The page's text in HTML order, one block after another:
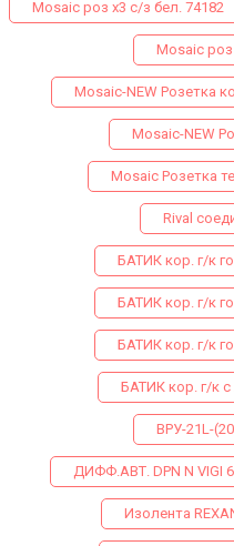
Mosaic роз х3 с/з бел. 74182
Mosaic роз
Mosaic-NEW Розетка
Mosaic-NEW
Mosaiс Розетка
Rival
БАТИК кор. г/к
БАТИК кор. г/к
БАТИК кор. г/к
БАТИК кор. г/к с
ВРУ-21L-
ДИФФ.АВТ. DPN N VIGI
Изолента